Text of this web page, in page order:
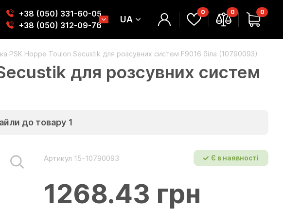
+38 (050) 331-60-05
+38 (050) 312-09-76
UA
0 0 0
PSK Hoppe Toulon Secustik для розсувних систем F9016 біла (10790093)
для розсувних систем
до товару 1
Артикул 15-10790093 Є в наявності
1268.43 грн